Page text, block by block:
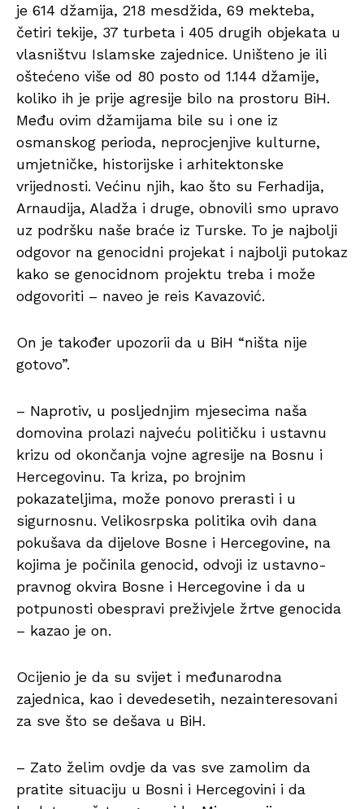
je 614 džamija, 218 mesdžida, 69 mekteba,
četiri tekije, 37 turbeta i 405 drugih objekata u
vlasništvu Islamske zajednice. Uništeno je ili
oštećeno više od 80 posto od 1.144 džamije,
koliko ih je prije agresije bilo na prostoru BiH.
Među ovim džamijama bile su i one iz
osmanskog perioda, neprocjenjive kulturne,
umjetničke, historijske i arhitektonske
vrijednosti. Većinu njih, kao što su Ferhadija,
Arnaudija, Aladža i druge, obnovili smo upravo
uz podršku naše braće iz Turske. To je najbolji
odgovor na genocidni projekat i najbolji putokaz
kako se genocidnom projektu treba i može
odgovoriti – naveo je reis Kavazović.
On je također upozorii da u BiH “ništa nije
gotovo”.
– Naprotiv, u posljednjim mjesecima naša
domovina prolazi najveću političku i ustavnu
krizu od okončanja vojne agresije na Bosnu i
Hercegovinu. Ta kriza, po brojnim
pokazateljima, može ponovo prerasti i u
sigurnosnu. Velikosrpska politika ovih dana
pokušava da dijelove Bosne i Hercegovine, na
kojima je počinila genocid, odvoji iz ustavno-
pravnog okvira Bosne i Hercegovine i da u
potpunosti obespravi preživjele žrtve genocida
– kazao je on.
Ocijenio je da su svijet i međunarodna
zajednica, kao i devedesetih, nezainteresovani
za sve što se dešava u BiH.
– Zato želim ovdje da vas sve zamolim da
pratite situaciju u Bosni i Hercegovini i da